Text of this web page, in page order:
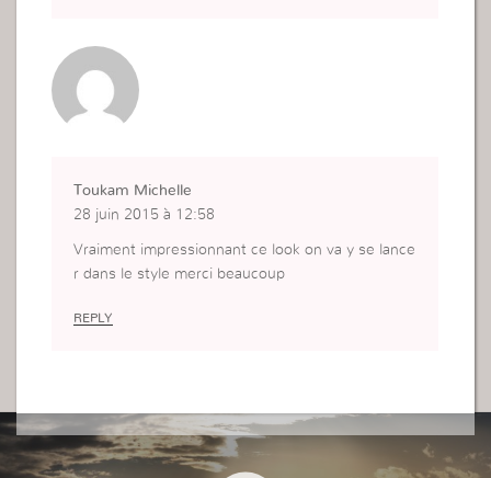
Toukam Michelle
28 juin 2015 à 12:58
Vraiment impressionnant ce look on va y se lance
r dans le style merci beaucoup
REPLY